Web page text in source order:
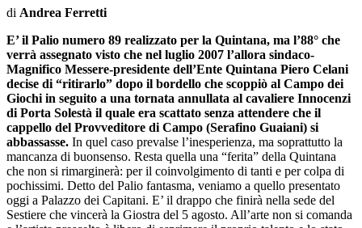
di Andrea Ferretti
E’ il Palio numero 89 realizzato per la Quintana, ma l’88° che
verrà assegnato visto che nel luglio 2007 l’allora sindaco-
Magnifico Messere-presidente dell’Ente Quintana Piero Celani
decise di “ritirarlo” dopo il bordello che scoppiò al Campo dei
Giochi in seguito a una tornata annullata al cavaliere Innocenzi
di Porta Solestà il quale era scattato senza attendere che il
cappello del Provveditore di Campo (Serafino Guaiani) si
abbassasse. In quel caso prevalse l’inesperienza, ma soprattutto la
mancanza di buonsenso. Resta quella una “ferita” della Quintana
che non si rimarginerà: per il coinvolgimento di tanti e per colpa di
pochissimi. Detto del Palio fantasma, veniamo a quello presentato
oggi a Palazzo dei Capitani. E’ il drappo che finirà nella sede del
Sestiere che vincerà la Giostra del 5 agosto. All’arte non si comanda